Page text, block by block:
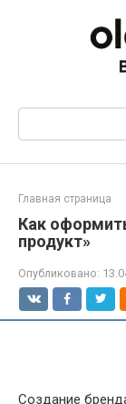
Поиск:
Главная страница
Как
продукт»
Опубликовано:
Создание